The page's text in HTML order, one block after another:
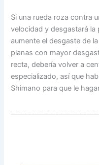
Si una rueda roza contra
velocidad y desgastará la
aumente el desgaste de
planas con mayor
recta, debería volver a
especializado, así que
Shimano para que le